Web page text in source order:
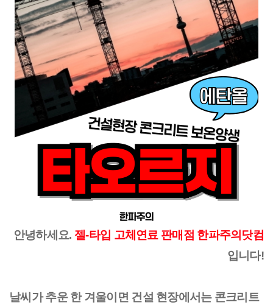
안녕하세요. 젤-타입 고체연료 판매점 한파주의닷컴
입니다!
날씨가 추운 한 겨울이면 건설 현장에서는 콘크리트